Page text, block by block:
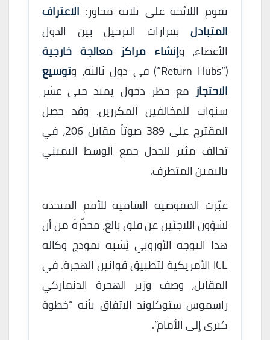
تقوم اللائحة على ثلاثة محاور: الاعتراف
المتبادل بقرارات الترحيل بين الدول
الأعضاء، وإنشاء مراكز معالجة خارجية
(“Return Hubs”) في دول ثالثة، و
توسيع
الاحتجاز مع حظر دخول يمتد حتى عشر
سنوات للمخالفين المكررين. وقد حصل
المقترح على 389 صوتاً مقابل 206، في
تحالف مثير للجدل جمع الوسط اليميني
باليمين المتطرف.
عبّرت المفوضية السامية للأمم المتحدة
لشؤون اللاجئين عن قلق بالغ، محذّرةً من أن
هذا التوجه الأوروبي يُشبه نموذج وكالة
ICE الأمريكية لتطبيق قوانين الهجرة. في
المقابل، وصف وزير الهجرة الدنماركي
راسموس ستوكلوند الاتفاق بأنه “خطوة
كبرى إلى الأمام”.